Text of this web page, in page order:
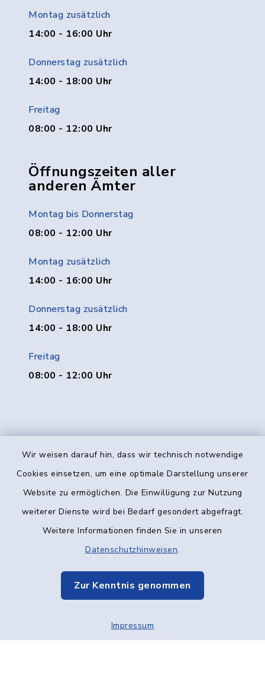
Wir weisen darauf hin, dass wir technisch notwendige
Cookies einsetzen, um eine optimale Darstellung unserer
Website zu ermöglichen. Die Einwilligung zur Nutzung
weiterer Dienste wird bei Bedarf gesondert abgefragt.
Weitere Informationen finden Sie in unseren
Datenschutzhinweisen.
Zur Kenntnis genommen
Impressum
Montag zusätzlich
14:00 - 16:00 Uhr
Donnerstag zusätzlich
14:00 - 18:00 Uhr
Freitag
08:00 - 12:00 Uhr
Öffnungszeiten aller
anderen Ämter
Montag bis Donnerstag
08:00 - 12:00 Uhr
Montag zusätzlich
14:00 - 16:00 Uhr
Donnerstag zusätzlich
14:00 - 18:00 Uhr
Freitag
08:00 - 12:00 Uhr
Kontakt
Datenschutz
Elektronische Kommunikation
Sitemap